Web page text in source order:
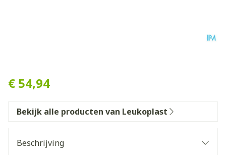
€ 54,94
Bekijk alle producten van Leukoplast
Beschrijving